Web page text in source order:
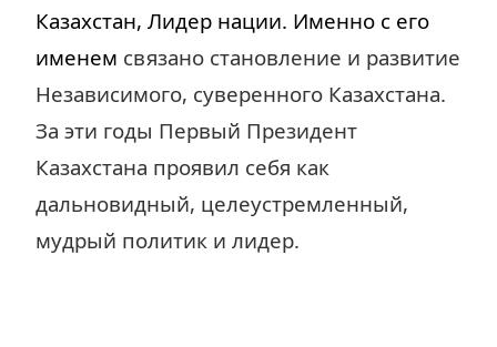
Казахстан, Лидер нации. Именно с его
именем связано становление и развитие
Независимого, суверенного Казахстана.
За эти годы Первый Президент
Казахстана проявил себя как
дальновидный, целеустремленный,
мудрый политик и лидер.